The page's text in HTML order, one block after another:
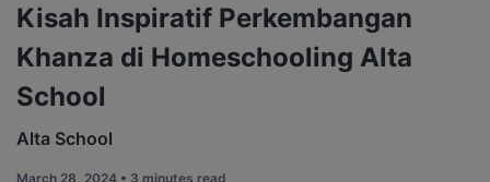
Kisah Inspiratif Perkembangan
Khanza di Homeschooling Alta
School
Alta School
March 28, 2024 • 3 minutes read